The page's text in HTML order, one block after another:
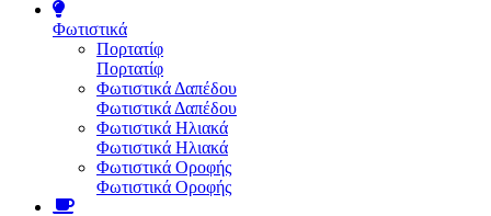
Φωτιστικά
Πορτατίφ
Πορτατίφ
Φωτιστικά Δαπέδου
Φωτιστικά Δαπέδου
Φωτιστικά Ηλιακά
Φωτιστικά Ηλιακά
Φωτιστικά Οροφής
Φωτιστικά Οροφής